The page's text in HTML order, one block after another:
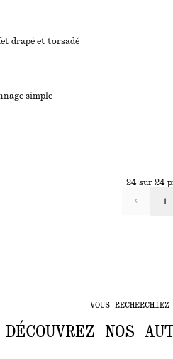
drapé et torsadé
simple
24 sur 24
1
VOUS
DÉCOUVREZ NOS